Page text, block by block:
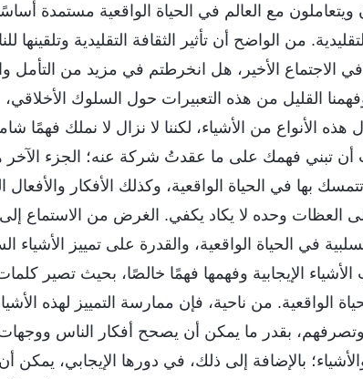
ويتعاملون مع العالم في الحياة الواقعية مستمدة
من الواضح أن تأثير الثقافة التقليدية وتلقينها
الاجتماع الأخير، هل انخرطتم في مزيد من التأمل
القليل من هذه التعبيرات حول السلوك الأخلاقي،
الأنواع من الأشياء، لكننا لا نزال لا نملك فهمًا
أن تبني فهمك على ما عقدتُ شركة عنه؛ الجزء
بها في الحياة الواقعية، وكذلك الأفكار والأفعال
العظات وحده لا يكاد يكفي. الغرض من الاستماع
في الحياة الواقعية، والقدرة على تمييز الأشياء
الإيجابية وفهمها فهمًا خالصًا، بحيث تصير كلمات
الواقعية. من ناحية، فإن ممارسة التمييز لهذه
بقدر ما يمكن أن يصحح أفكار الناس
بالإضافة إلى ذلك، في دورها الإيجابي، يمكن